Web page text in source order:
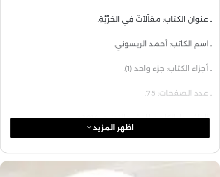
ـ عنوان الكتاب: مَقاَلاَتٌ فِي الحُرِّيَّةِ.
ـ اسم الكاتب: أحمد الريسوني.
ـ أجزاء الكتاب: جزء واحد (1).
ـ عدد الصفحات: 75.
ـ الناشر: دار الكلمة للنشر والتوزيع، 2014م.
من قراءة أولية للعنوان يلاحظ أنه عبارة عن مقالات متنوعة
اظهر المزيد